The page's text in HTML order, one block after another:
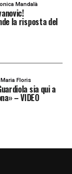
Mandalà
la risposta del
Maria Floris
sia qui a
– VIDEO